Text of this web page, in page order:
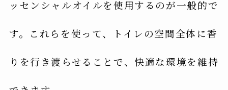
ッセンシャルオイルを使用するのが一般的で
す。これらを使って、トイレの空間全体に香
りを行き渡らせることで、快適な環境を維持